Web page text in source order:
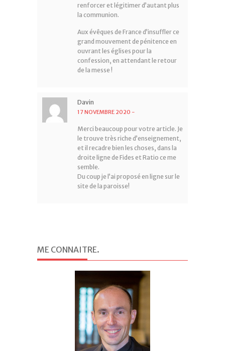
renforcer et légitimer d’autant plus
la communion.
Aux évêques de France d’insuffler ce
grand mouvement de pénitence en
ouvrant les églises pour la
confession, en attendant le retour
de la messe !
Davin
17 NOVEMBRE 2020 -
Merci beaucoup pour votre article. Je
le trouve très riche d’enseignement,
et il recadre bien les choses, dans la
droite ligne de Fides et Ratio ce me
semble.
Du coup je l’ai proposé en ligne sur le
site de la paroisse!
ME CONNAITRE.